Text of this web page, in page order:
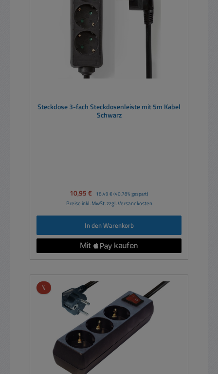
Steckdose 3-fach Steckdosenleiste mit 5m Kabel
Schwarz
Verkaufspreis:
10,95 € Regulärer Preis:
18,49 € (40.78% gespart)
Preise inkl. MwSt. zzgl. Versandkosten
In den Warenkorb
%Rabatt